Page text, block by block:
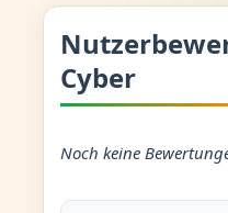
Cyber
Noch keine